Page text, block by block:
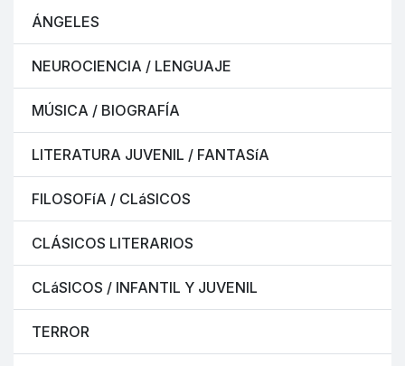
ÁNGELES
NEUROCIENCIA / LENGUAJE
MÚSICA / BIOGRAFÍA
LITERATURA JUVENIL / FANTASíA
FILOSOFíA / CLáSICOS
CLÁSICOS LITERARIOS
CLáSICOS / INFANTIL Y JUVENIL
TERROR